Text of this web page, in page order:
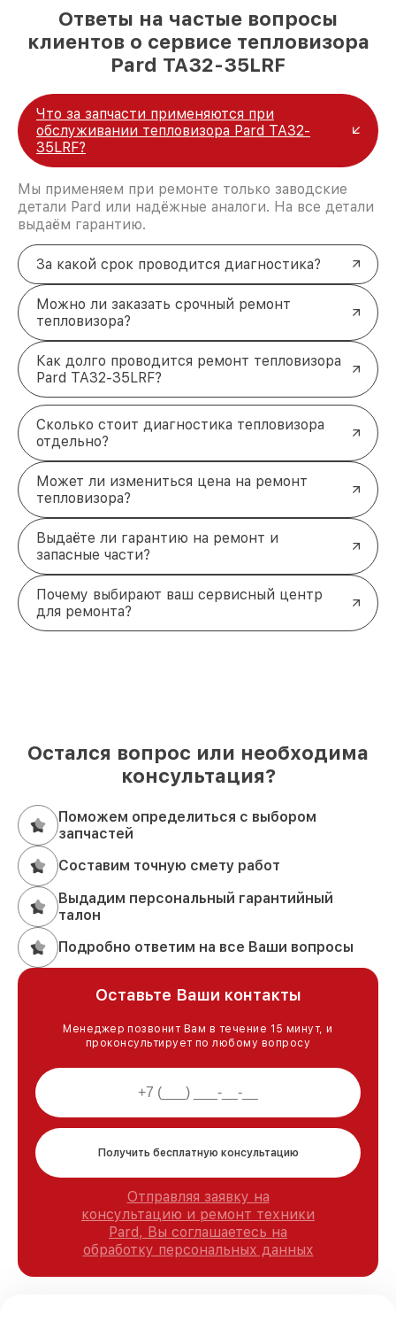
Ответы на частые вопросы
клиентов о сервисе тепловизора
Pard TA32-35LRF
Что за запчасти применяются при
обслуживании тепловизора Pard TA32-
35LRF?
Мы применяем при ремонте только заводские
детали Pard или надёжные аналоги. На все детали
выдаём гарантию.
За какой срок проводится диагностика?
Можно ли заказать срочный ремонт
тепловизора?
Как долго проводится ремонт тепловизора
Pard TA32-35LRF?
Сколько стоит диагностика тепловизора
отдельно?
Может ли измениться цена на ремонт
тепловизора?
Выдаёте ли гарантию на ремонт и
запасные части?
Почему выбирают ваш сервисный центр
для ремонта?
Остался вопрос или необходима
консультация?
Поможем определиться с выбором
запчастей
Составим точную смету работ
Выдадим персональный гарантийный
талон
Подробно ответим на все Ваши вопросы
Оставьте Ваши контакты
Менеджер позвонит Вам в течение 15 минут, и
проконсультирует по любому вопросу
Получить бесплатную консультацию
Отправляя заявку на
консультацию и ремонт техники
Pard, Вы соглашаетесь на
обработку персональных данных